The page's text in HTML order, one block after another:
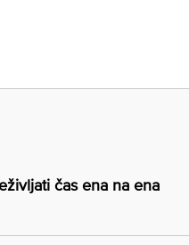
čas ena na ena